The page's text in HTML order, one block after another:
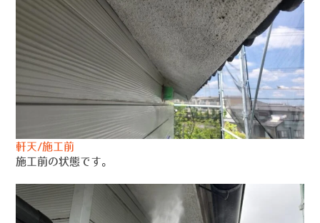
軒天/施工前
施工前の状態です。